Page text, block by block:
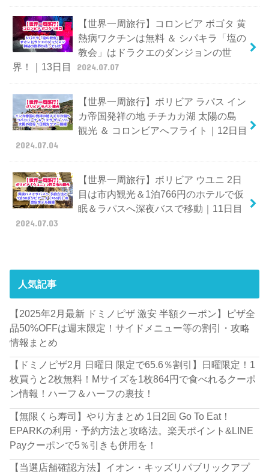
【世界一周旅行】コロンビア ボゴタ 黄
熱病ワクチンは無料 ＆ シパキラ「塩の
教会」はドラクエのダンジョンの世
界！｜13日目
2024.07.07
【世界一周旅行】ボリビア ラパス イン
カ帝国発祥の地 チチカカ湖 太陽の島
観光 ＆ コロンビアへフライト｜12日目
2024.07.04
【世界一周旅行】ボリビア ウユニ 2日
目は市内観光＆1泊766円のホテルで仮
眠＆ラパスへ深夜バスで移動｜11日目
2024.07.03
人気記事
【2025年2月最新 ドミノピザ 激安 半額クーポン】ピザ全
品50%OFFは週末限定！サイドメニュー等の割引・攻略
情報まとめ
【ドミノピザ2月 日曜日 限定で65.6％割引】日曜限定！1
枚買うと2枚無料！Mサイズを1枚864円で食べれるクーポ
ン情報！ハーフ＆ハーフの裏技！
【無限くら寿司】やり方まとめ 1日2回 Go To Eat！
EPARKの利用・予約方法と攻略法。楽天ポイント&LINE
Payクーポンで5％引きも併用を！
【当選店舗確認方法】イオン・キッズリパブリックアプ